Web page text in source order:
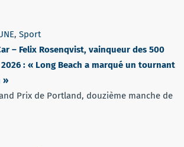
, Sport
– Felix Rosenqvist, vainqueur des 500
: « Long Beach a marqué un tournant
»
Prix de Portland, douzième manche de